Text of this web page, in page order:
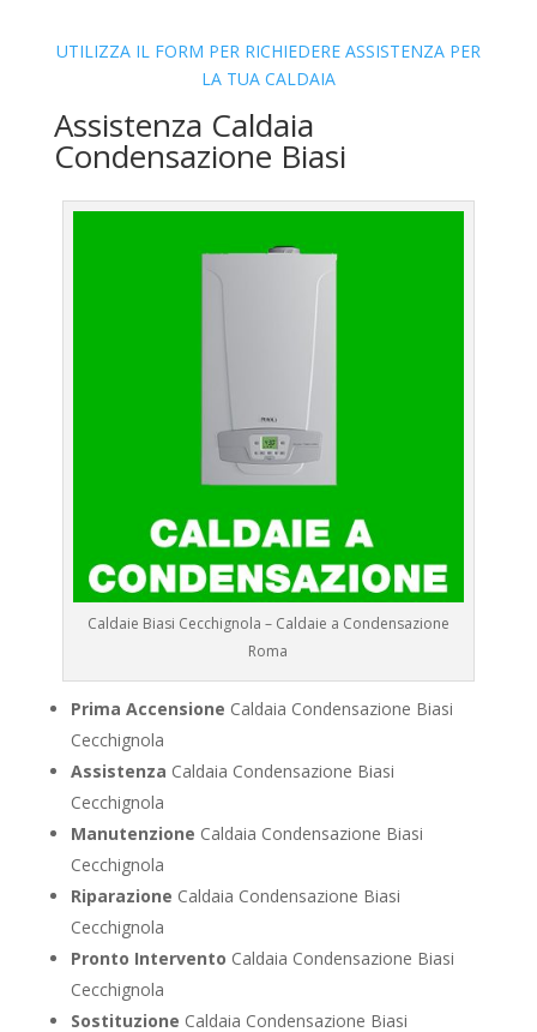
UTILIZZA IL FORM PER RICHIEDERE ASSISTENZA PER
LA TUA CALDAIA
Assistenza Caldaia
Condensazione Biasi
Caldaie Biasi Cecchignola – Caldaie a Condensazione
Roma
Prima Accensione Caldaia Condensazione Biasi
Cecchignola
Assistenza Caldaia Condensazione Biasi
Cecchignola
Manutenzione Caldaia Condensazione Biasi
Cecchignola
Riparazione Caldaia Condensazione Biasi
Cecchignola
Pronto Intervento Caldaia Condensazione Biasi
Cecchignola
Sostituzione Caldaia Condensazione Biasi